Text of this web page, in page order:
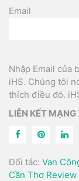
Email
Nhập Email của
iHS. Chúng tôi
thích điều đó.
LIÊN KẾT MẠNG
Đối tác: Van
Cần Thơ Review